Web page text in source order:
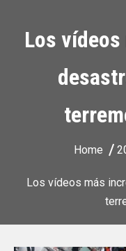
Los
Home
Los vídeos más